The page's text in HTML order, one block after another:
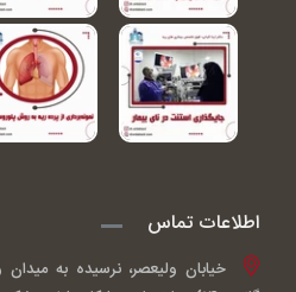
اطلاعات تماس
خیابان ولیعصر، نرسیده به